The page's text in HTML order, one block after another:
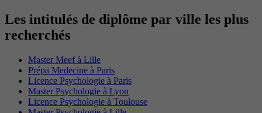
Les intitulés de diplôme par ville les plus
recherchés
Master Meef à Lille
Prépa Medecine à Paris
Licence Psychologie à Paris
Master Psychologie à Lyon
Licence Psychologie à Toulouse